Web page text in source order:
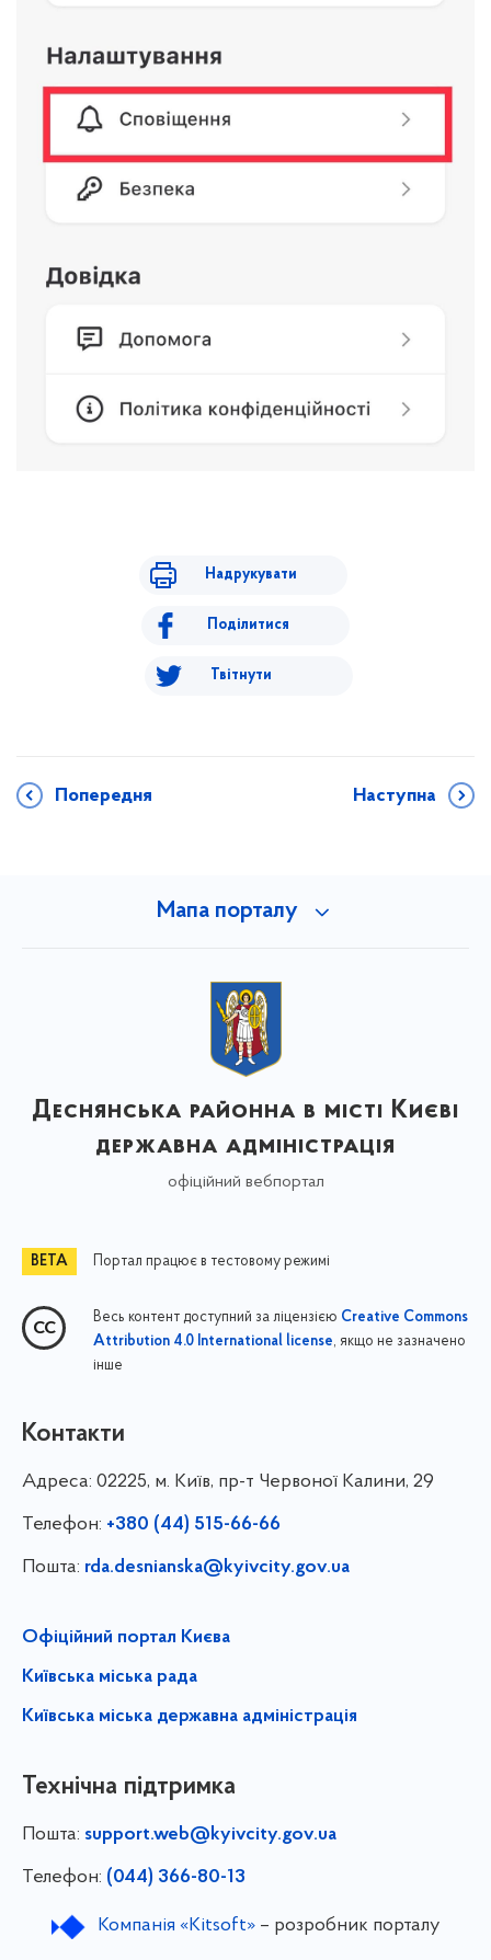
Надрукувати
Поділитися
Твітнути
Попередня Наступна
Мапа порталу
Деснянська районна в місті Києві
державна адміністрація
офіційний вебпортал
Портал працює в тестовому режимі
Весь контент доступний за ліцензією Creative Commons
Attribution 4.0 International license, якщо не зазначено
інше
Контакти
Адреса: 02225, м. Київ, пр-т Червоної Калини, 29
Телефон: +380 (44) 515-66-66
Пошта: rda.desnianska@kyivcity.gov.ua
Офіційний портал Києва
Київська міська рада
Київська міська державна адміністрація
Технічна підтримка
Пошта: support.web@kyivcity.gov.ua
Телефон: (044) 366-80-13
Компанія «Kitsoft»– розробник порталу